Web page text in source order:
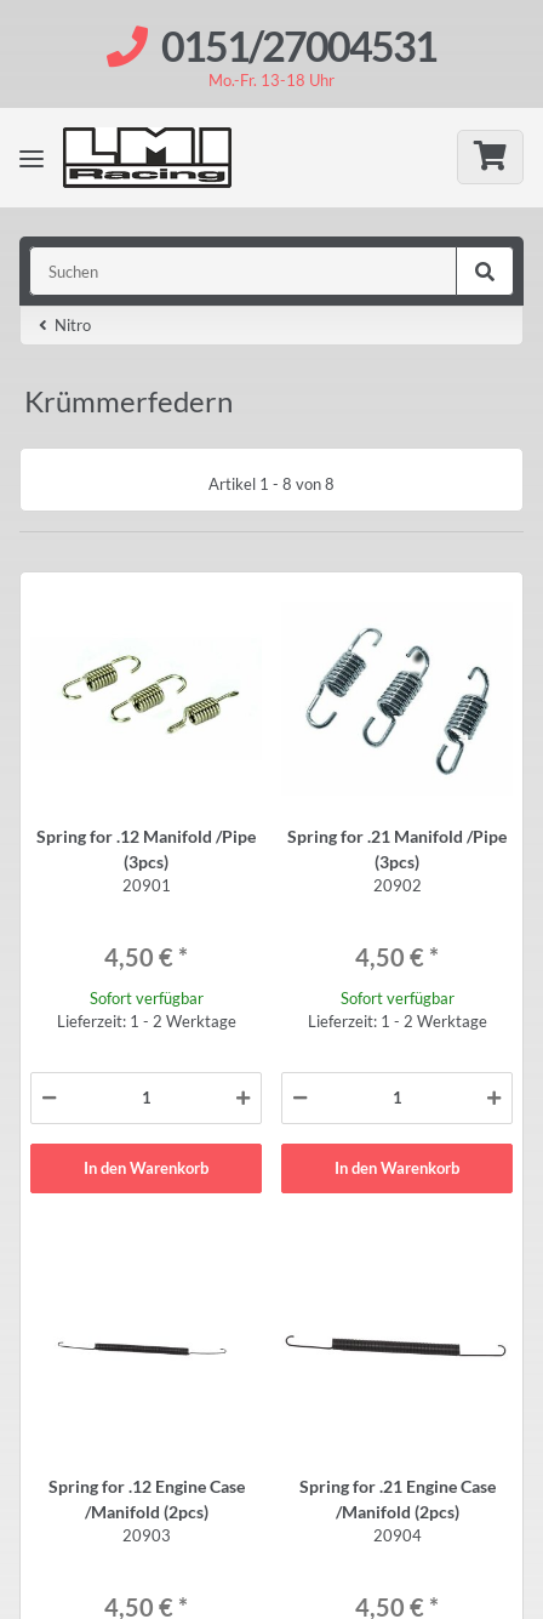
0151/27004531
Mo.-Fr. 13-18 Uhr
Nitro
Krümmerfedern
Artikel 1 - 8 von 8
Spring for .12 Manifold /Pipe
(3pcs)
20901
4,50 € *
Sofort verfügbar
Lieferzeit: 1 - 2 Werktage
In den Warenkorb
Spring for .21 Manifold /Pipe
(3pcs)
20902
4,50 € *
Sofort verfügbar
Lieferzeit: 1 - 2 Werktage
In den Warenkorb
Spring for .12 Engine Case
/Manifold (2pcs)
20903
4,50 € *
Spring for .21 Engine Case
/Manifold (2pcs)
20904
4,50 € *